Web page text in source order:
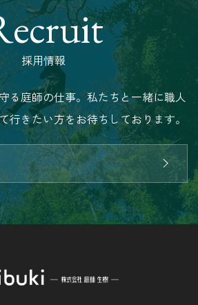
採用情報
る庭師の仕事。私たちと一緒に職人
行きたい方をお待ちしております。